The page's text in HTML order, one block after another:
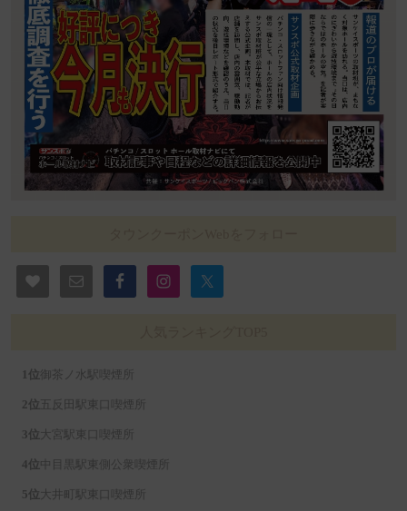
御茶ノ水駅喫煙所
五反田駅東口喫煙所
大宮駅東口喫煙所
中目黒駅東側公衆喫煙所
大井町駅東口喫煙所